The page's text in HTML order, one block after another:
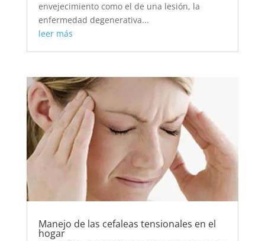
envejecimiento como el de una lesión, la
enfermedad degenerativa...
leer más
Manejo de las cefaleas tensionales en el
hogar